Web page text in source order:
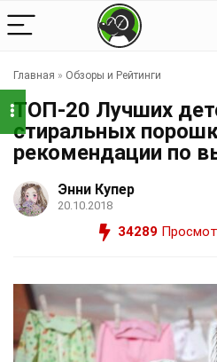
Главная » Обзоры и Рейтинги
ТОП-20 Лучших
стиральных
рекомендации по
Энни Купер
20.10.2018
34289